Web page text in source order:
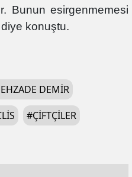
Bunun esirgenmemesi
konuştu.
DEMIR
#ÇIFTÇILER